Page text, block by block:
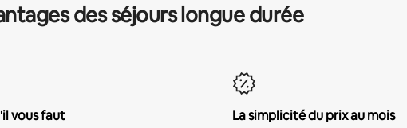
des séjours longue durée
vous faut
La simplicité du prix au mois